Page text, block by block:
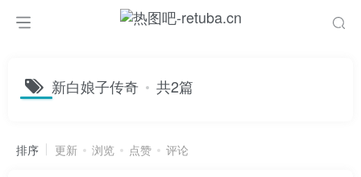
新白娘子传奇 共2篇
排序 更新 浏览 点赞 评论